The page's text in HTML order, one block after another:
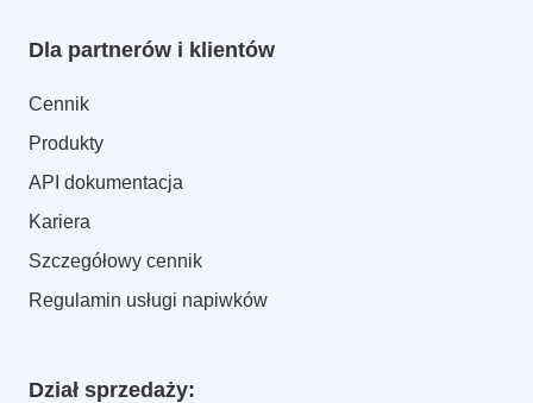
Dla partnerów i klientów
Cennik
Produkty
API dokumentacja
Kariera
Szczegółowy cennik
Regulamin usługi napiwków
Dział sprzedaży: